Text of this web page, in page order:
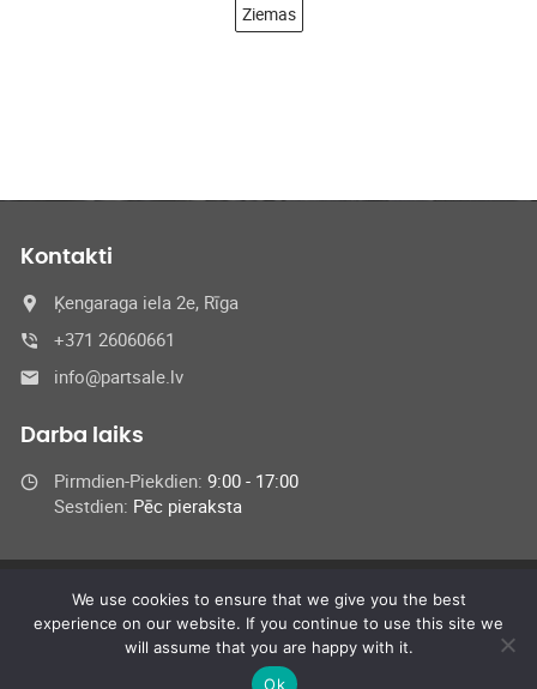
Ziemas
Kontakti
Ķengaraga iela 2e, Rīga
+371 26060661
info@partsale.lv
Darba laiks
Pirmdien-Piekdien: 9:00 - 17:00
Sestdien: Pēc pieraksta
© 2024 SIA Medel,
All Rights Reserved
We use cookies to ensure that we give you the best
experience on our website. If you continue to use this site we
will assume that you are happy with it.
Ok